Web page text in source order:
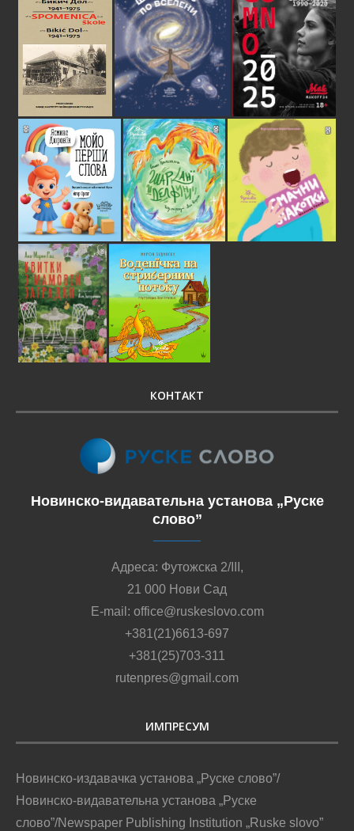
КОНТАКТ
Новинско-видавательна установа „Руске
слово”
Адреса: Футожска 2/III,
21 000 Нови Сад
E-mail: office@ruskeslovo.com
+381(21)6613-697
+381(25)703-311
rutenpres@gmail.com
ИМПРЕСУМ
Новинско-издавачка установа „Руске слово”/
Новинско-видавательна установа „Руске
слово”/Newspaper Publishing Institution „Ruske slovo”